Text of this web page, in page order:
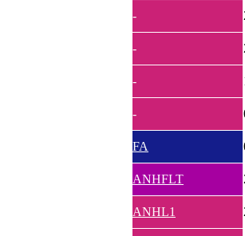
-
-
-
-
FA
ANHFLT
ANHL1